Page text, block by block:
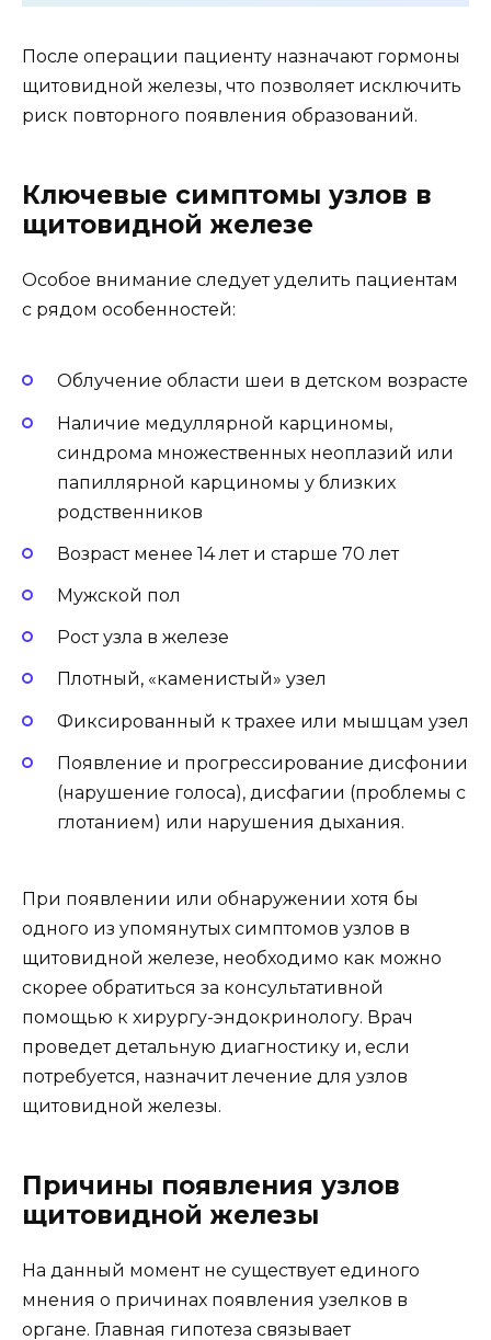
После операции пациенту назначают гормоны
щитовидной железы, что позволяет исключить
риск повторного появления образований.
Ключевые симптомы узлов в
щитовидной железе
Особое внимание следует уделить пациентам
с рядом особенностей:
Облучение области шеи в детском возрасте
Наличие медуллярной карциномы,
синдрома множественных неоплазий или
папиллярной карциномы у близких
родственников
Возраст менее 14 лет и старше 70 лет
Мужской пол
Рост узла в железе
Плотный, «каменистый» узел
Фиксированный к трахее или мышцам узел
Появление и прогрессирование дисфонии
(нарушение голоса), дисфагии (проблемы с
глотанием) или нарушения дыхания.
При появлении или обнаружении хотя бы
одного из упомянутых симптомов узлов в
щитовидной железе, необходимо как можно
скорее обратиться за консультативной
помощью к хирургу-эндокринологу. Врач
проведет детальную диагностику и, если
потребуется, назначит лечение для узлов
щитовидной железы.
Причины появления узлов
щитовидной железы
На данный момент не существует единого
мнения о причинах появления узелков в
органе. Главная гипотеза связывает